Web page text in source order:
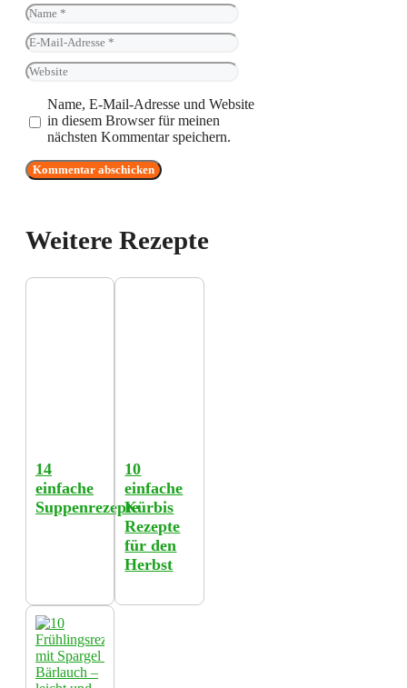
Name
E-
Adresse
Website
Name, E-Mail-Adresse und Website
in diesem Browser für meinen
nächsten Kommentar speichern.
Weitere Rezepte
14
einfache
Suppenrezepte
10
einfache
Kürbis
Rezepte
für den
Herbst